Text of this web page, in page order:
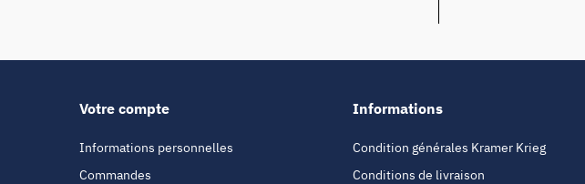
Votre compte
Informations personnelles
Commandes
Informations
Condition générales Kramer Krieg
Conditions de livraison